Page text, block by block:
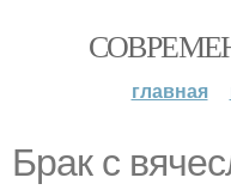
главная
Брак с